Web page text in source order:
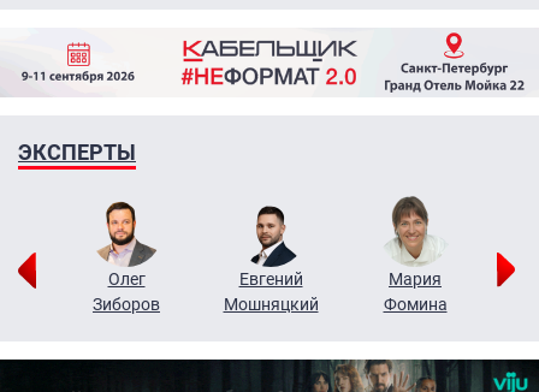
ЭКСПЕРТЫ
Олег
Зиборов
Евгений
Мошняцкий
Мария
Фомина